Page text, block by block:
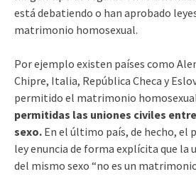
está debatiendo o han aprobado
matrimonio homosexual.
Por ejemplo existen países como
Chipre, Italia, República Checa y
permitido el matrimonio
permitidas las uniones civiles
sexo. En el último país, de hecho, el
ley enuncia de forma explícita que la
del mismo sexo “no es un